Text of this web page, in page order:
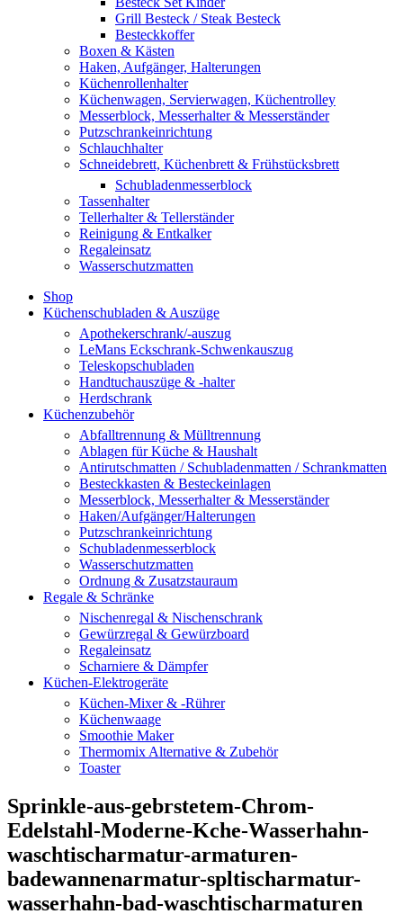
Grill Besteck / Steak Besteck
Besteckkoffer
Boxen & Kästen
Haken, Aufgänger, Halterungen
Küchenrollenhalter
Küchenwagen, Servierwagen, Küchentrolley
Messerblock, Messerhalter & Messerständer
Putzschrankeinrichtung
Schlauchhalter
Schneidebrett, Küchenbrett & Frühstücksbrett
Schubladenmesserblock
Tassenhalter
Tellerhalter & Tellerständer
Reinigung & Entkalker
Regaleinsatz
Wasserschutzmatten
Shop
Küchenschubladen & Auszüge
Apothekerschrank/-auszug
LeMans Eckschrank-Schwenkauszug
Teleskopschubladen
Handtuchauszüge & -halter
Herdschrank
Küchenzubehör
Abfalltrennung & Mülltrennung
Ablagen für Küche & Haushalt
Antirutschmatten / Schubladenmatten / Schrankmatten
Besteckkasten & Besteckeinlagen
Messerblock, Messerhalter & Messerständer
Haken/Aufgänger/Halterungen
Putzschrankeinrichtung
Schubladenmesserblock
Wasserschutzmatten
Ordnung & Zusatzstauraum
Regale & Schränke
Nischenregal & Nischenschrank
Gewürzregal & Gewürzboard
Regaleinsatz
Scharniere & Dämpfer
Küchen-Elektrogeräte
Küchen-Mixer & -Rührer
Küchenwaage
Smoothie Maker
Thermomix Alternative & Zubehör
Toaster
Sprinkle-aus-gebrstetem-Chrom-
Edelstahl-Moderne-Kche-Wasserhahn-
waschtischarmatur-armaturen-
badewannenarmatur-spltischarmatur-
wasserhahn-bad-waschtischarmaturen